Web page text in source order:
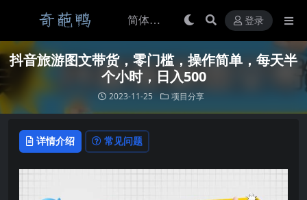
登录
抖音旅游图文带货，零门槛，操作简单，每天半
个小时，日入500
2023-11-25 项目分享
详情介绍 常见问题